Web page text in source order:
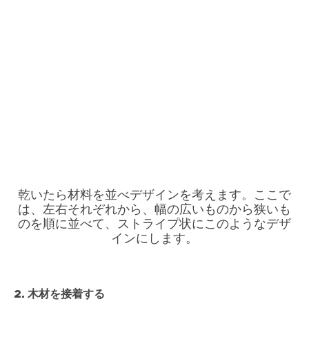
乾いたら材料を並べデザインを考えます。ここで
は、左右それぞれから、幅の広いものから狭いも
のを順に並べて、ストライプ状にこのようなデザ
インにします。
2. 木材を接着する